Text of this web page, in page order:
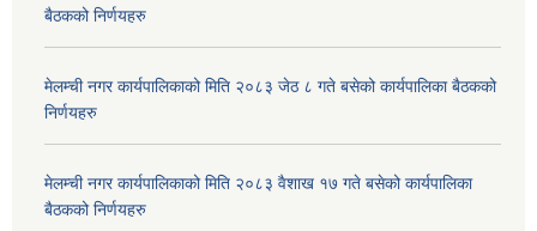
बैठकको निर्णयहरु
मेलम्ची नगर कार्यपालिकाको मिति २०८३ जेठ ८ गते बसेको कार्यपालिका बैठकको
निर्णयहरु
मेलम्ची नगर कार्यपालिकाको मिति २०८३ वैशाख १७ गते बसेको कार्यपालिका
बैठकको निर्णयहरु